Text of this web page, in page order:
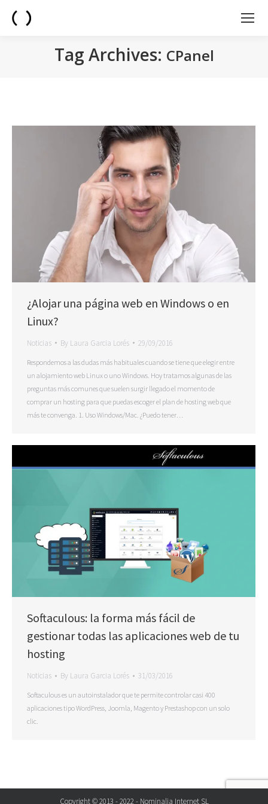
Tag Archives: CPanel
¿Alojar una página web en Windows o en
Linux?
Noticias By Laura Garcia Lorés 29/09/2016
Respondemos a las dudas más habituales cuando se tiene que elegir entre
un alojamiento web Linux o uno Windows. Hoy tratamos algunas de las
preguntas más comunes que suelen surgir llegado el momento de
comprar un hosting para que puedas escoger el plan de hosting web que
más te convenga. 1. Uso Windows/Mac. ¿Puedo tener…
Softaculous: la forma más fácil de
gestionar todas las aplicaciones web de tu
hosting
Noticias By Laura Garcia Lorés 31/03/2016
Softaculous es un autoinstalador que te permite controlar casi 400
aplicaciones tipo WordPress, Joomla, Magento y Prestashop con un solo
clic.
Copyright © 2013 - 2022 - Nominalia Internet SL